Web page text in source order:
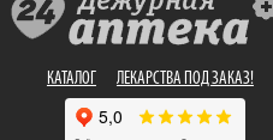
КАТАЛОГ ЛЕКАРСТВА ПОД ЗАКАЗ!